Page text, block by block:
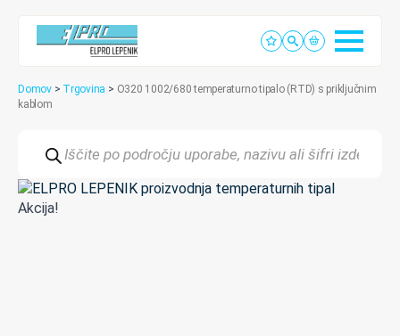
Domov > Trgovina > O320 1002/680 temperaturno tipalo (RTD) s priključnim
kablom
search
Akcija!